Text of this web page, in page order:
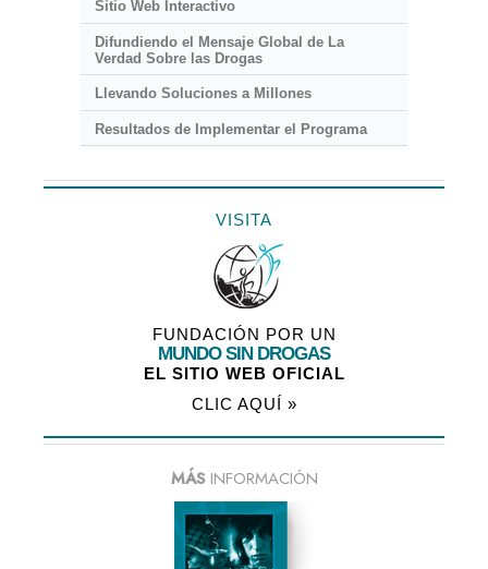
Sitio Web Interactivo
Difundiendo el Mensaje Global de La
Verdad Sobre las Drogas
Llevando Soluciones a Millones
Resultados de Implementar el Programa
VISITA
FUNDACIÓN POR UN
MUNDO SIN DROGAS
EL SITIO WEB OFICIAL
CLIC AQUÍ »
MÁSINFORMACIÓN